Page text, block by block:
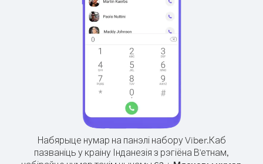
Набярыце нумар на панэлі набору Viber.Каб
пазваніць у краіну Інданезія з рэгіёна В'етнам,